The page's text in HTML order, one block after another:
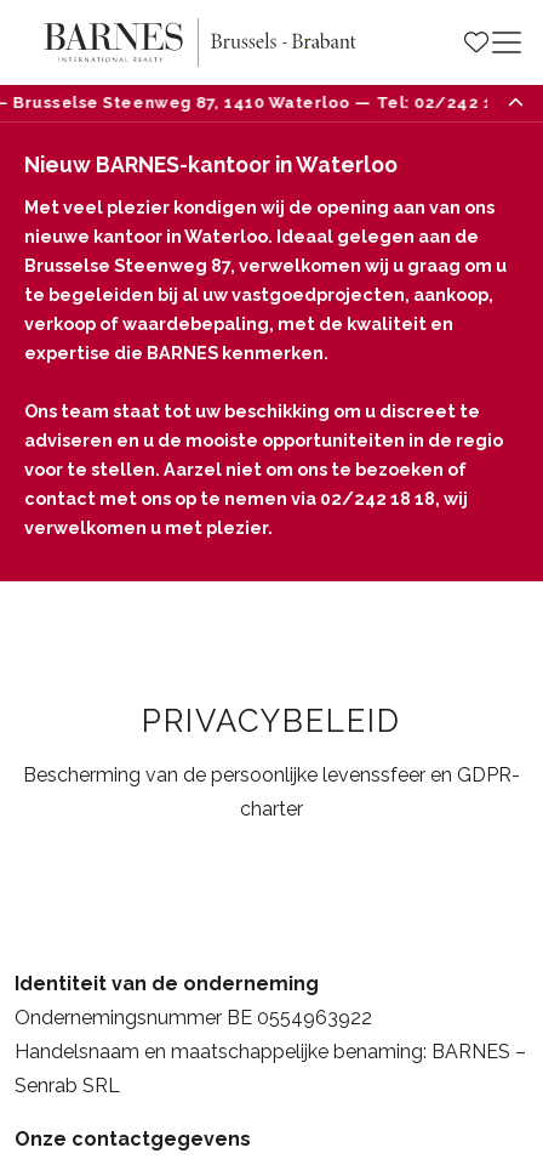
Steenweg 87, 1410 Waterloo — Tel: 02/242 18 18
Nieuw BARNES-kantoor in Waterloo
Met veel plezier kondigen wij de opening aan van ons
nieuwe kantoor in Waterloo. Ideaal gelegen aan de
Brusselse Steenweg 87, verwelkomen wij u graag om u
te begeleiden bij al uw vastgoedprojecten, aankoop,
verkoop of waardebepaling, met de kwaliteit en
expertise die BARNES kenmerken.
Ons team staat tot uw beschikking om u discreet te
adviseren en u de mooiste opportuniteiten in de regio
voor te stellen. Aarzel niet om ons te bezoeken of
contact met ons op te nemen via 02/242 18 18, wij
verwelkomen u met plezier.
PRIVACYBELEID
Bescherming van de persoonlijke levenssfeer en GDPR-
charter
Identiteit van de onderneming
Ondernemingsnummer BE 0554963922
Handelsnaam en maatschappelijke benaming: BARNES –
Senrab SRL
Onze contactgegevens